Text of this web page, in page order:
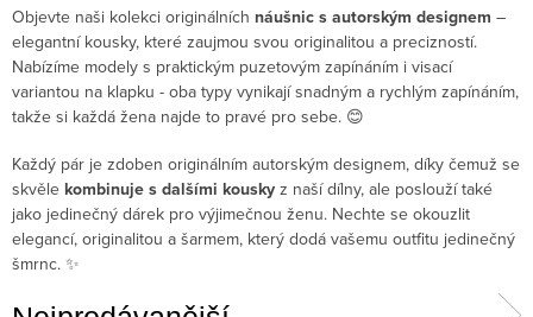
Objevte naši kolekci originálních náušnic s autorským designem –
elegantní kousky, které zaujmou svou originalitou a precizností.
Nabízíme modely s praktickým puzetovým zapínáním i visací
variantou na klapku - oba typy vynikají snadným a rychlým zapínáním,
takže si každá žena najde to pravé pro sebe. 😊
Každý pár je zdoben originálním autorským designem, díky čemuž se
skvěle kombinuje s dalšími kousky z naší dílny, ale poslouží také
jako jedinečný dárek pro výjimečnou ženu. Nechte se okouzlit
elegancí, originalitou a šarmem, který dodá vašemu outfitu jedinečný
šmrnc. ✨